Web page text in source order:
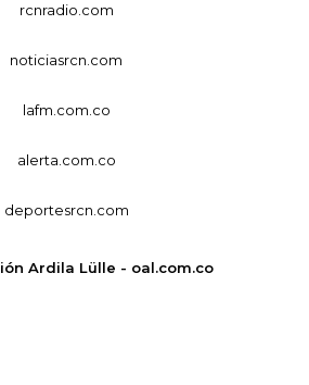
rcnradio.com
noticiasrcn.com
lafm.com.co
alerta.com.co
deportesrcn.com
Ardila Lülle - oal.com.co